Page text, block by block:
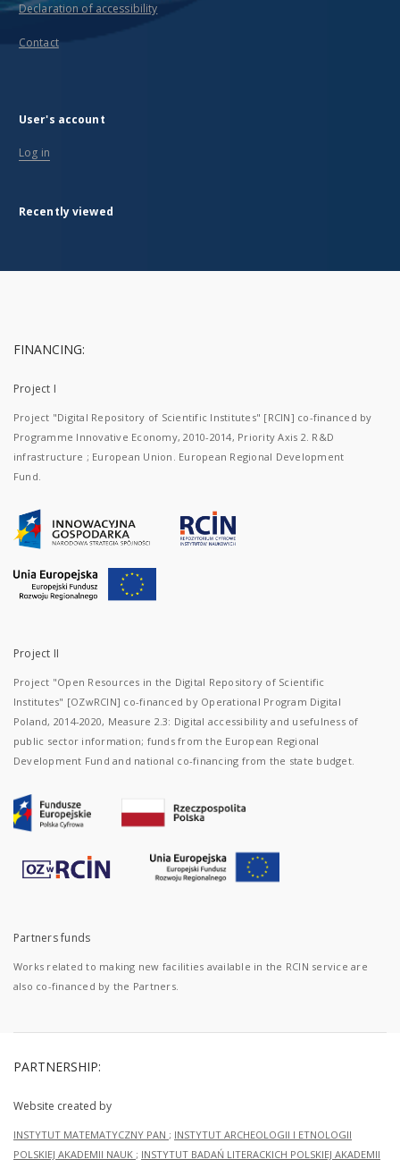
Declaration of accessibility
Contact
User's account
Log in
Recently viewed
FINANCING:
Project I
Project "Digital Repository of Scientific Institutes" [RCIN] co-financed by
Programme Innovative Economy, 2010-2014, Priority Axis 2. R&D
infrastructure ; European Union. European Regional Development
Fund.
Project II
Project "Open Resources in the Digital Repository of Scientific
Institutes" [OZwRCIN] co-financed by Operational Program Digital
Poland, 2014-2020, Measure 2.3: Digital accessibility and usefulness of
public sector information; funds from the European Regional
Development Fund and national co-financing from the state budget.
Partners funds
Works related to making new facilities available in the RCIN service are
also co-financed by the Partners.
PARTNERSHIP:
Website created by
INSTYTUT MATEMATYCZNY PAN ; INSTYTUT ARCHEOLOGII I ETNOLOGII
POLSKIEJ AKADEMII NAUK ; INSTYTUT BADAŃ LITERACKICH POLSKIEJ AKADEMII